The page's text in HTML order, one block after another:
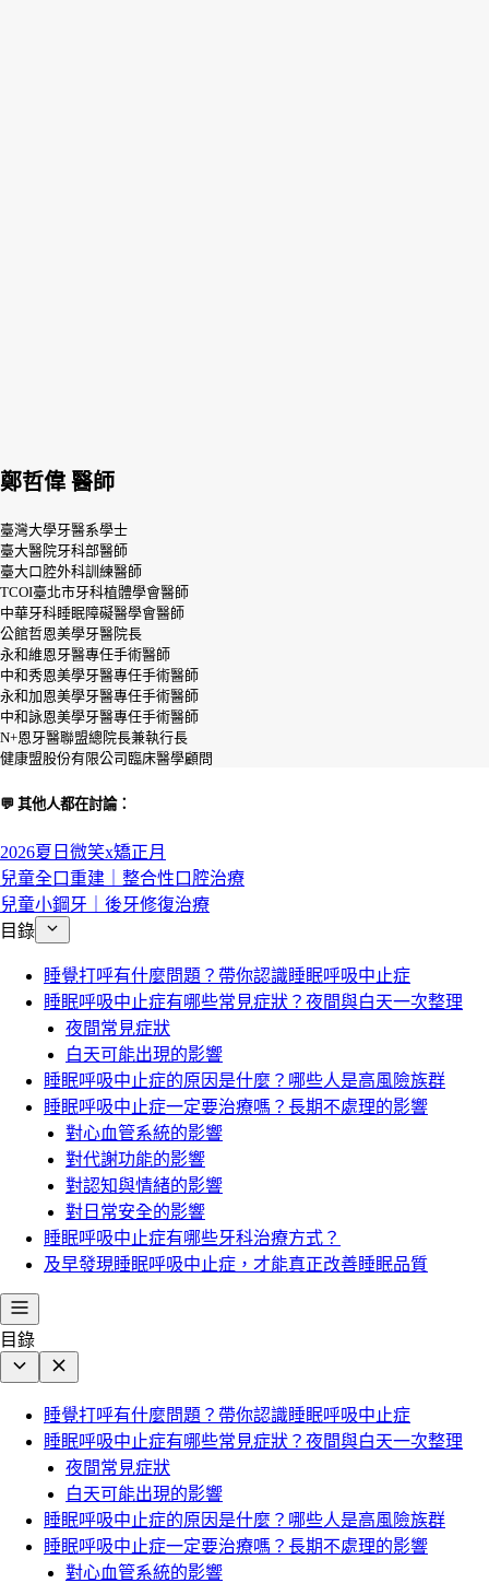
鄭哲偉 醫師
臺灣大學牙醫系學士
臺大醫院牙科部醫師
臺大口腔外科訓練醫師
TCOI臺北市牙科植體學會醫師
中華牙科睡眠障礙醫學會醫師
公館哲恩美學牙醫院長
永和維恩牙醫專任手術醫師
中和秀恩美學牙醫專任手術醫師
永和加恩美學牙醫專任手術醫師
中和詠恩美學牙醫專任手術醫師
N+恩牙醫聯盟總院長兼執行長
健康盟股份有限公司臨床醫學顧問
💬 其他人都在討論：
2026夏日微笑x矯正月
兒童全口重建｜整合性口腔治療
兒童小鋼牙｜後牙修復治療
目錄
睡覺打呼有什麼問題？帶你認識睡眠呼吸中止症
睡眠呼吸中止症有哪些常見症狀？夜間與白天一次整理
夜間常見症狀
白天可能出現的影響
睡眠呼吸中止症的原因是什麼？哪些人是高風險族群
睡眠呼吸中止症一定要治療嗎？長期不處理的影響
對心血管系統的影響
對代謝功能的影響
對認知與情緒的影響
對日常安全的影響
睡眠呼吸中止症有哪些牙科治療方式？
及早發現睡眠呼吸中止症，才能真正改善睡眠品質
目錄
睡覺打呼有什麼問題？帶你認識睡眠呼吸中止症
睡眠呼吸中止症有哪些常見症狀？夜間與白天一次整理
夜間常見症狀
白天可能出現的影響
睡眠呼吸中止症的原因是什麼？哪些人是高風險族群
睡眠呼吸中止症一定要治療嗎？長期不處理的影響
對心血管系統的影響